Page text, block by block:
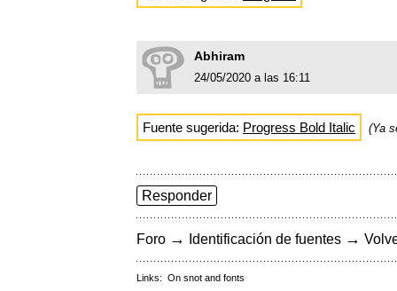
Abhiram
24/05/2020 a las 16:11
Fuente sugerida: Progress Bold Italic (Ya
Responder
Foro → Identificación de fuentes →
Links: On snot and fonts